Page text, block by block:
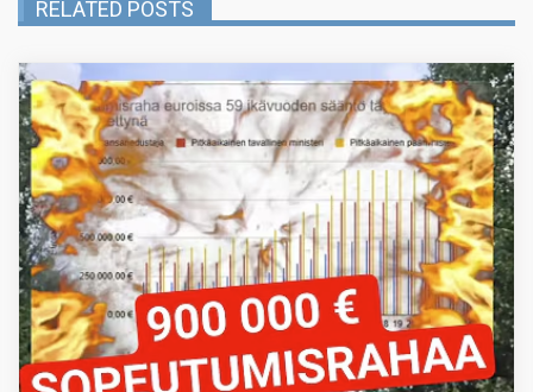
RELATED POSTS